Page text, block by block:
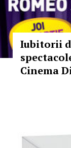
Iubitorii
Cinema